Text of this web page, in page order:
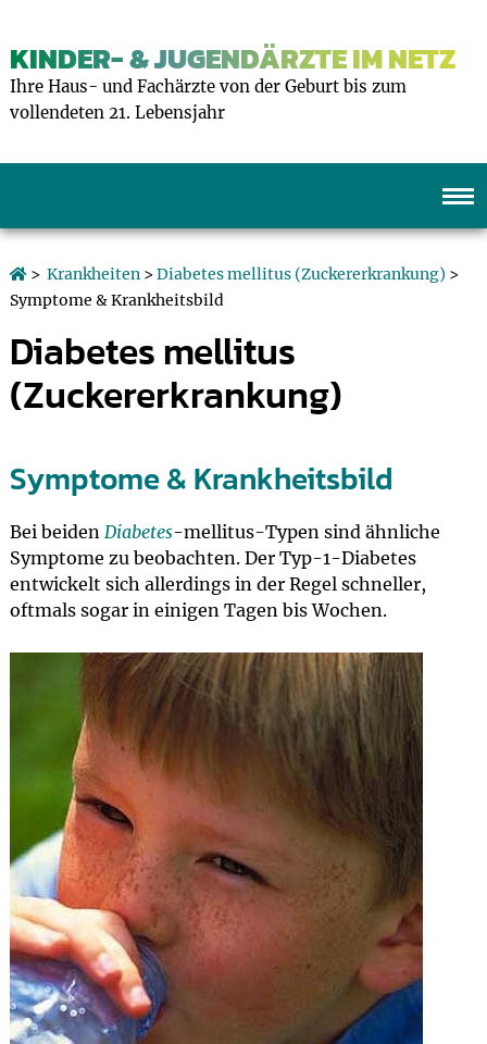
KINDER- & JUGENDÄRZTE IM NETZ
Ihre Haus- und Fachärzte von der Geburt bis zum
vollendeten 21. Lebensjahr
> Krankheiten>Diabetes mellitus (Zuckererkrankung) >
Symptome & Krankheitsbild
Diabetes mellitus
(Zuckererkrankung)
Symptome & Krankheitsbild
Bei beiden Diabetes-mellitus-Typen sind ähnliche
Symptome zu beobachten. Der Typ-1-Diabetes
entwickelt sich allerdings in der Regel schneller,
oftmals sogar in einigen Tagen bis Wochen.